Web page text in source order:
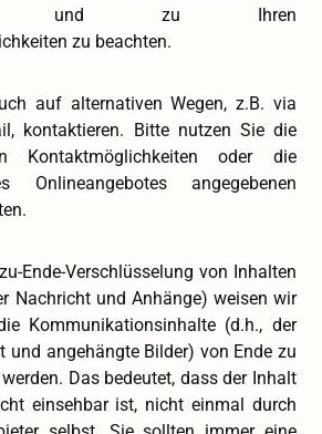
und zu Ihren
zu beachten.
auf alternativen Wegen, z.B. via
kontaktieren. Bitte nutzen Sie die
Kontaktmöglichkeiten oder die
Onlineangebotes angegebenen
Ende-Verschlüsselung von Inhalten
Nachricht und Anhänge) weisen wir
Kommunikationsinhalte (d.h., der
und angehängte Bilder) von Ende zu
Das bedeutet, dass der Inhalt
einsehbar ist, nicht einmal durch